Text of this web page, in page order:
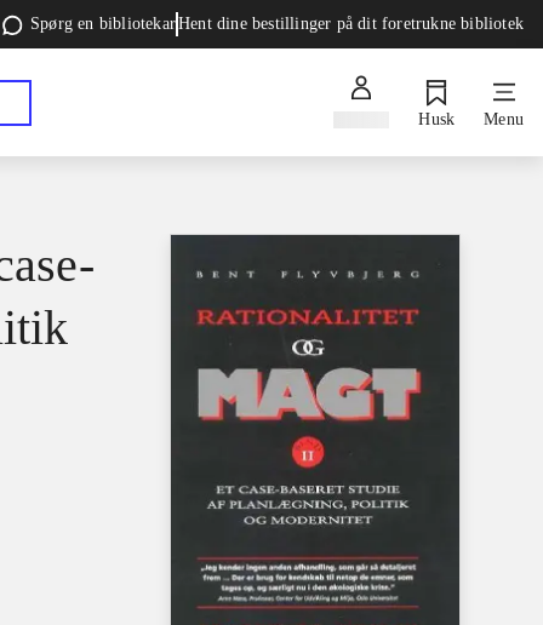
Spørg en bibliotekarHent dine bestillinger på dit foretrukne bibliotek
Husk Menu